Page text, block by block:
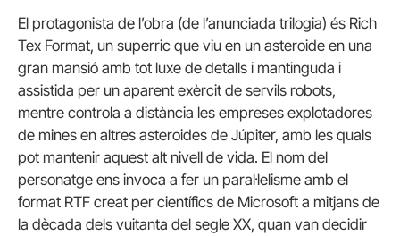
El protagonista de l’obra (de l’anunciada trilogia) és Rich
Tex Format, un superric que viu en un asteroide en una
gran mansió amb tot luxe de detalls i mantinguda i
assistida per un aparent exèrcit de servils robots,
mentre controla a distància les empreses explotadores
de mines en altres asteroides de Júpiter, amb les quals
pot mantenir aquest alt nivell de vida. El nom del
personatge ens invoca a fer un paral·lelisme amb el
format RTF creat per científics de Microsoft a mitjans de
la dècada dels vuitanta del segle XX, quan van decidir